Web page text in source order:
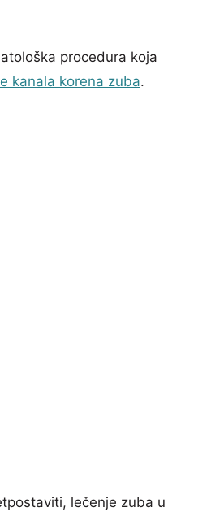
procedura koja
kanala korena zuba.
lečenje zuba u